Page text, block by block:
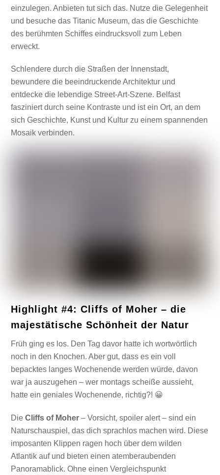
einzulegen. Anbieten tut sich das. Nutze die Gelegenheit
und besuche das Titanic Museum, das die Geschichte
des berühmten Schiffes eindrucksvoll zum Leben
erweckt.
Schlendere durch die Straßen der Innenstadt,
bewundere die beeindruckende Architektur und
entdecke die lebendige Street-Art-Szene. Belfast
fasziniert durch seine Kontraste und ist ein Ort, an dem
sich Geschichte, Kunst und Kultur zu einem spannenden
Mosaik verbinden.
Highlight #4: Cliffs of Moher – die
majestätische Schönheit der Natur
Früh ging es los. Den Tag davor hatte ich wortwörtlich
noch in den Knochen. Aber gut, dass es ein voll
bepacktes langes Wochenende werden würde, davon
war ja auszugehen – wer montags scheiße aussieht,
hatte ein geniales Wochenende, richtig?! 😀
DieCliffs of Moher– Vorsicht, spoiler alert – sind ein
Naturschauspiel, das dich sprachlos machen wird. Diese
imposanten Klippen ragen hoch über dem wilden
Atlantik auf und bieten einen atemberaubenden
Panoramablick. Ohne einen Vergleichspunkt